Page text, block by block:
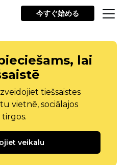
今すぐ始める
lai
tiešsaistes
vietnē, sociālajos
tirgos.
veikalu